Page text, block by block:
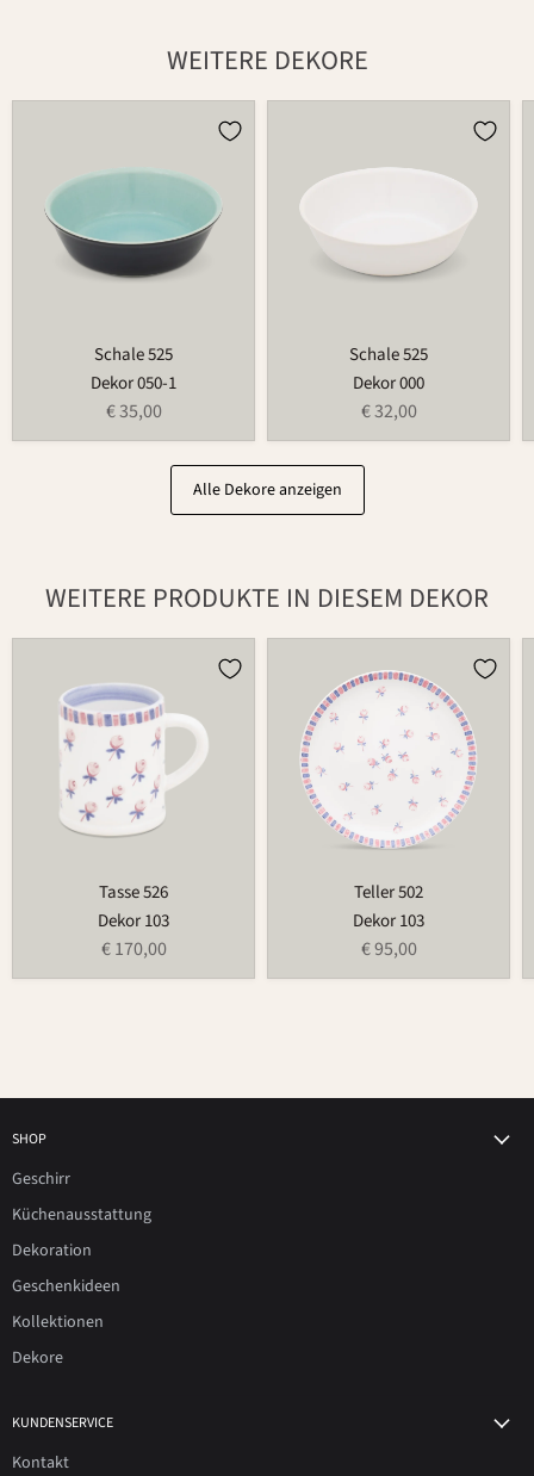
WEITERE DEKORE
Schale 525
Dekor 050-1
€ 35,00
Schale 525
Dekor 000
€ 32,00
Alle Dekore anzeigen
WEITERE PRODUKTE IN DIESEM DEKOR
Tasse 526
Dekor 103
€ 170,00
Teller 502
Dekor 103
€ 95,00
SHOP
Geschirr
Küchenausstattung
Dekoration
Geschenkideen
Kollektionen
Dekore
KUNDENSERVICE
Kontakt